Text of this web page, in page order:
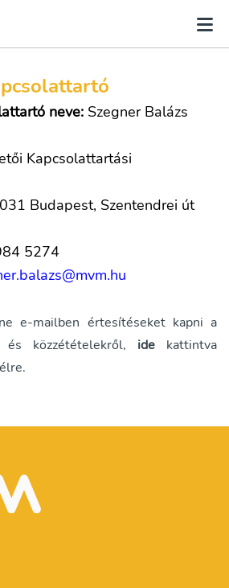
neve: Szegner Balázs
Kapcsolattartási
Budapest, Szentendrei út
5274
e-mailben értesítéseket kapni a
közzétételekről, ide kattintva